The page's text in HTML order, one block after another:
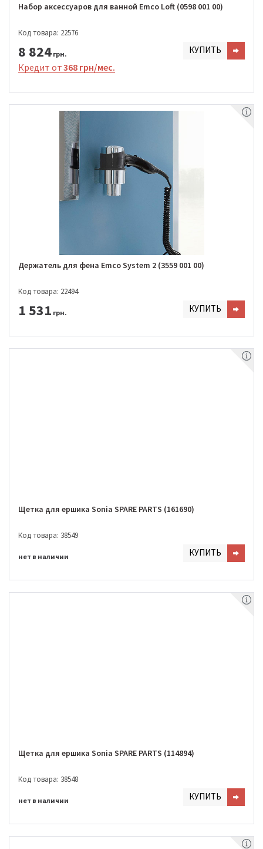
Набор аксессуаров для ванной Emco Loft (0598 001 00)
Код товара: 22576
8 824 грн. КУПИТЬ
Кредит от368 грн/мес.
Держатель для фена Emco System 2 (3559 001 00)
Код товара: 22494
1 531 грн. КУПИТЬ
Щетка для ершика Sonia SPARE PARTS (161690)
Код товара: 38549
нет в наличии КУПИТЬ
Щетка для ершика Sonia SPARE PARTS (114894)
Код товара: 38548
нет в наличии КУПИТЬ